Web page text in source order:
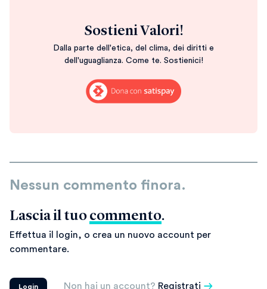
Sostieni Valori!
Dalla parte dell'etica, del clima, dei diritti e
dell'uguaglianza. Come te. Sostienici!
Nessun commento finora.
Lascia il tuo commento.
Effettua il login, o crea un nuovo account per
commentare.
Login Non hai un account? Registrati